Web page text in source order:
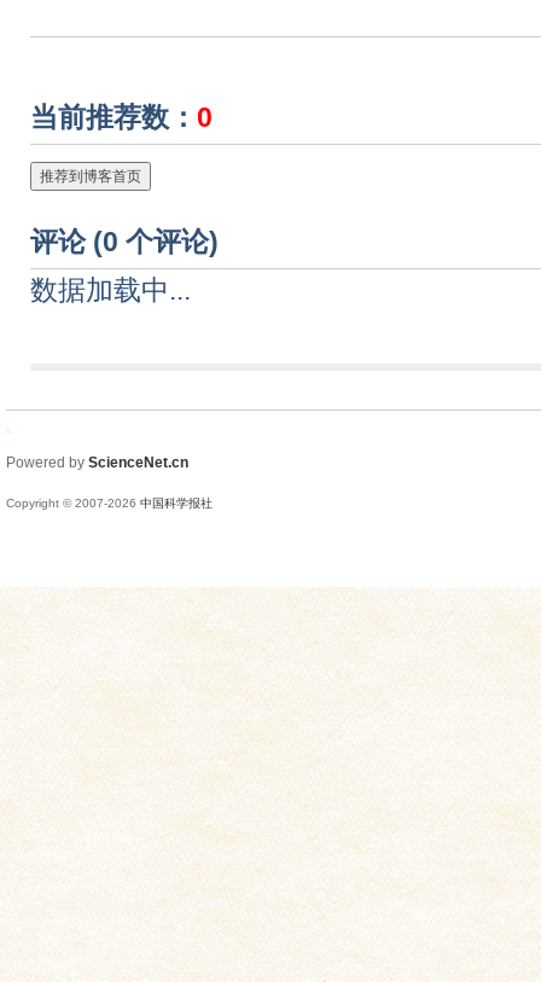
当前推荐数： 0
推荐到博客首页
评论 (0 个评论)
数据加载中...
Powered by ScienceNet.cn
Copyright © 2007-2026 中国科学报社